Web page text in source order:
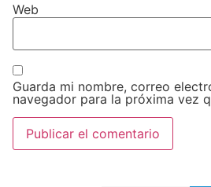
Web
Guarda mi nombre, correo
navegador para la próxima vez